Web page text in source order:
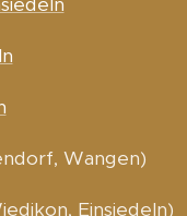
Wangen)
Einsiedeln)